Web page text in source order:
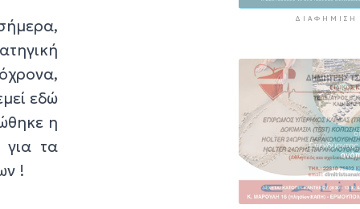
εδώ
η
για τα
!
ΔΙΑΦΉΜΙΣΗ